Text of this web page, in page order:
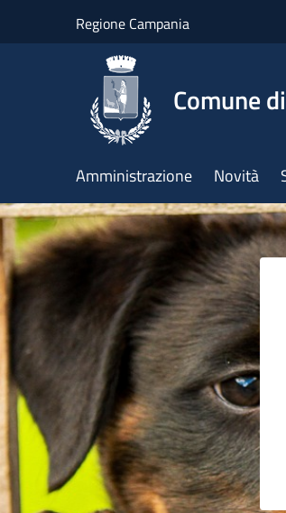
Regione Campania
Comune
Amministrazione Novità